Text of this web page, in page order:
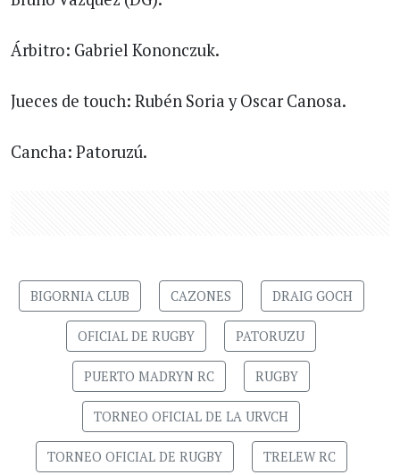
Árbitro: Gabriel Kononczuk.
Jueces de touch: Rubén Soria y Oscar Canosa.
Cancha: Patoruzú.
BIGORNIA CLUB CAZONES DRAIG GOCH
OFICIAL DE RUGBY PATORUZU
PUERTO MADRYN RC RUGBY
TORNEO OFICIAL DE LA URVCH
TORNEO OFICIAL DE RUGBY TRELEW RC